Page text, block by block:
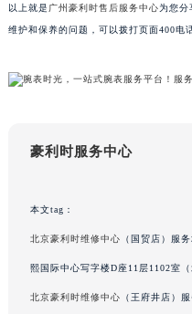
以上就是 广州豪利时售后服务中心为您分
维护和保养的问题，可以拨打页面400电
豪利时服务中心
本文tag：
北京豪利时维修中心 （国贸店）服
熙国际中心写字楼D座11层1102室
北京豪利时维修中心 （王府井店）